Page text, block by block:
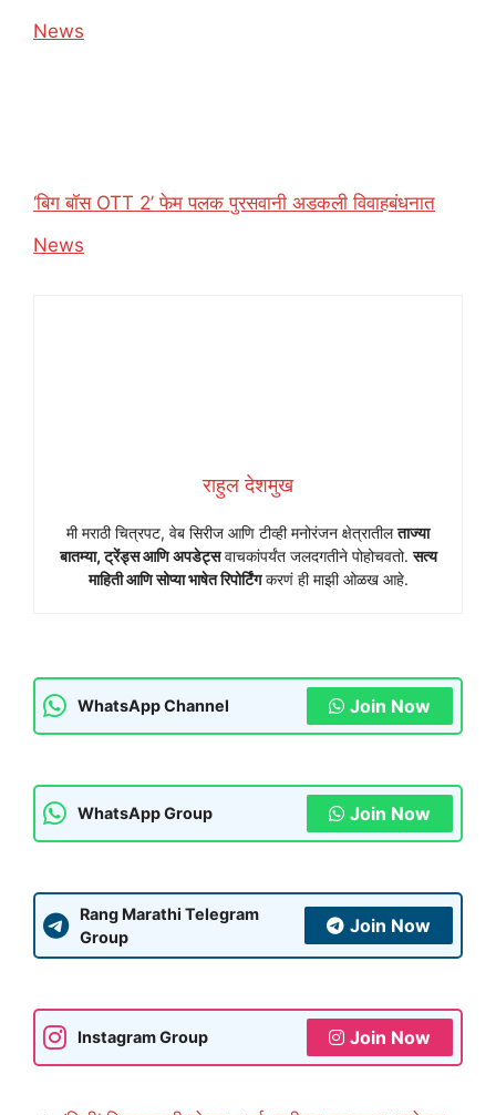
In relation to
News
‘बिग बॉस OTT 2’ फेम पलक पुरसवानी अडकली विवाहबंधनात
In relation to
News
राहुल देशमुख
मी मराठी चित्रपट, वेब सिरीज आणि टीव्ही मनोरंजन क्षेत्रातीलताज्या
बातम्या, ट्रेंड्स आणि अपडेट्सवाचकांपर्यंत जलदगतीने पोहोचवतो.सत्य
माहिती आणि सोप्या भाषेत रिपोर्टिंगकरणं ही माझी ओळख आहे.
WhatsApp Channel Join Now
WhatsApp Group Join Now
Rang Marathi Telegram
Group
Join Now
Instagram Group Join Now